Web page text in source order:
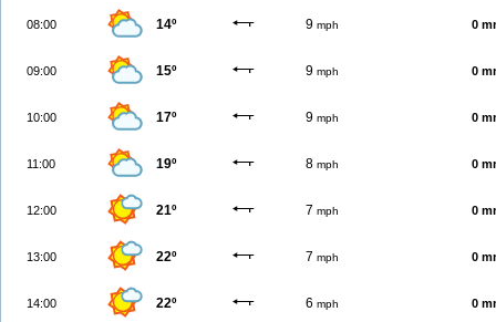
08:00 14º 9 mph 0
09:00 15º 9 mph 0
10:00 17º 9 mph 0
11:00 19º 8 mph 0
12:00 21º 7 mph 0
13:00 22º 7 mph 0
14:00 22º 6 mph 0